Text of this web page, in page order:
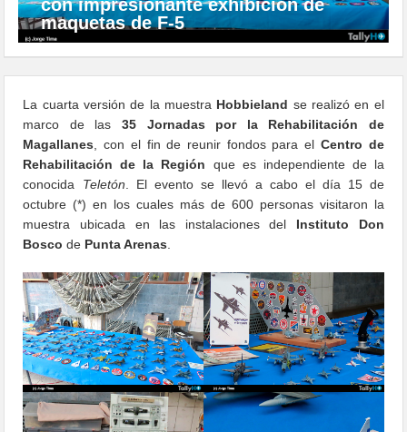
con impresionante exhibición de
maquetas de F-5
La cuarta versión de la muestra Hobbieland se realizó en el
marco de las 35 Jornadas por la Rehabilitación de
Magallanes , con el fin de reunir fondos para el Centro de
Rehabilitación de la Región que es independiente de la
conocida Teletón . El evento se llevó a cabo el día 15 de
octubre (*) en los cuales más de 600 personas visitaron la
muestra ubicada en las instalaciones del Instituto Don
Bosco de Punta Arenas